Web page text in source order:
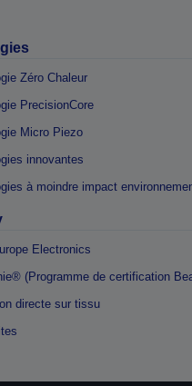
Zéro Chaleur
PrecisionCore
Micro Piezo
innovantes
à moindre impact
Electronics
(Programme de certification
directe sur tissu